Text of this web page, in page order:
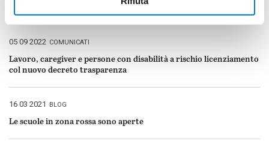
Pubblicato
05 09 2022 COMUNICATI
Lavoro, caregiver e persone con disabilità a rischio licenziamento
col nuovo decreto trasparenza
Pubblicato
16 03 2021 BLOG
Le scuole in zona rossa sono aperte